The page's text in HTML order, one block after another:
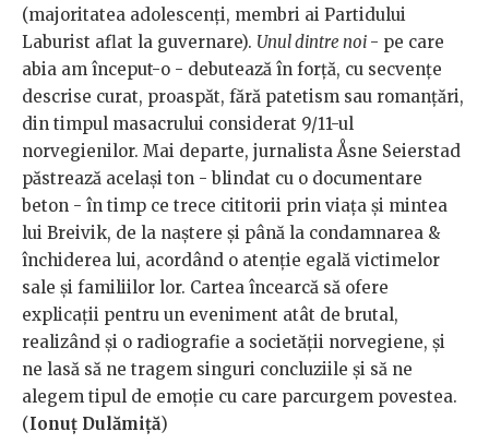
(majoritatea adolescenţi, membri ai Partidului
Laburist aflat la guvernare). Unul dintre noi - pe care
abia am început-o - debutează în forţă, cu secvenţe
descrise curat, proaspăt, fără patetism sau romanţări,
din timpul masacrului considerat 9/11-ul
norvegienilor. Mai departe, jurnalista Åsne Seierstad
păstrează acelaşi ton - blindat cu o documentare
beton - în timp ce trece cititorii prin viaţa şi mintea
lui Breivik, de la naştere şi până la condamnarea &
închiderea lui, acordând o atenţie egală victimelor
sale şi familiilor lor. Cartea încearcă să ofere
explicaţii pentru un eveniment atât de brutal,
realizând şi o radiografie a societăţii norvegiene, şi
ne lasă să ne tragem singuri concluziile şi să ne
alegem tipul de emoţie cu care parcurgem povestea.
(Ionuț Dulămiță)